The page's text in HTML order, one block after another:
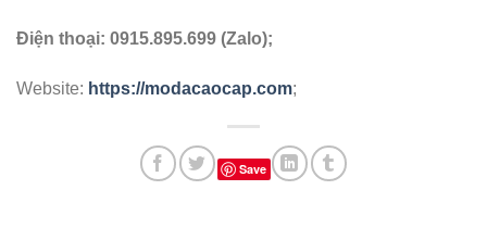
Điện thoại: 0915.895.699 (Zalo);
Website: https://modacaocap.com;
Save